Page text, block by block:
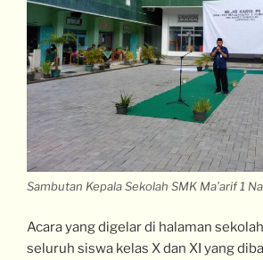
Sambutan Kepala Sekolah SMK Ma’arif 1
Acara yang digelar di halaman
seluruh siswa kelas X dan XI yang